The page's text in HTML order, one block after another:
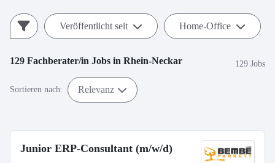
Veröffentlicht seit Home-Office
129 Fachberater/in Jobs in Rhein-Neckar 129 Jobs
Sortieren nach: Relevanz
Junior ERP-Consultant (m/w/d)